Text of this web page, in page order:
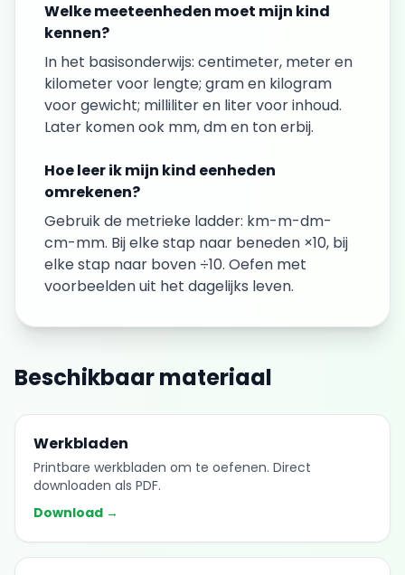
Welke meeteenheden moet mijn kind
kennen?
In het basisonderwijs: centimeter, meter en
kilometer voor lengte; gram en kilogram
voor gewicht; milliliter en liter voor inhoud.
Later komen ook mm, dm en ton erbij.
Hoe leer ik mijn kind eenheden
omrekenen?
Gebruik de metrieke ladder: km-m-dm-
cm-mm. Bij elke stap naar beneden ×10, bij
elke stap naar boven ÷10. Oefen met
voorbeelden uit het dagelijks leven.
Beschikbaar materiaal
Werkbladen
Printbare werkbladen om te oefenen. Direct
downloaden als PDF.
Download →